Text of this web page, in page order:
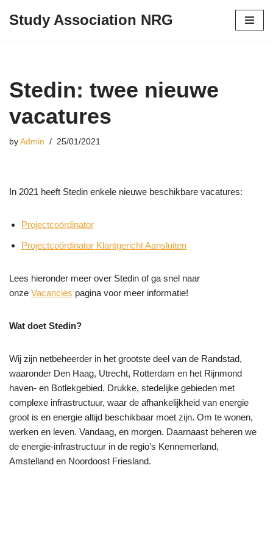
Study Association NRG
Stedin: twee nieuwe
vacatures
by Admin 25/01/2021
In 2021 heeft Stedin enkele nieuwe beschikbare vacatures:
Projectcoördinator
Projectcoördinator Klantgericht Aansluiten
Lees hieronder meer over Stedin of ga snel naar
onze Vacancies pagina voor meer informatie!
Wat doet Stedin?
Wij zijn netbeheerder in het grootste deel van de Randstad,
waaronder Den Haag, Utrecht, Rotterdam en het Rijnmond
haven- en Botlekgebied. Drukke, stedelijke gebieden met
complexe infrastructuur, waar de afhankelijkheid van energie
groot is en energie altijd beschikbaar moet zijn. Om te wonen,
werken en leven. Vandaag, en morgen. Daarnaast beheren we
de energie-infrastructuur in de regio’s Kennemerland,
Amstelland en Noordoost Friesland.